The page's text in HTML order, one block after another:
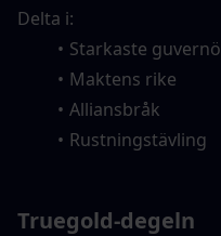
Delta i:
Starkaste
Maktens rike
Alliansbråk
Rustningstävling
Truegold-degeln